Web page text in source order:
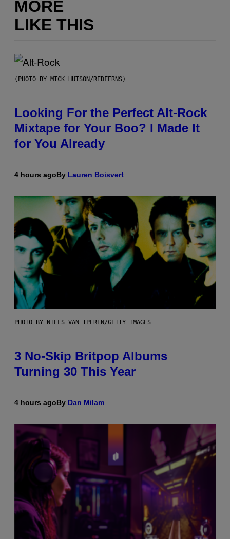
MORE
LIKE THIS
(PHOTO BY MICK HUTSON/REDFERNS)
Looking For the Perfect Alt-Rock
Mixtape for Your Boo? I Made It
for You Already
4 hours agoBy Lauren Boisvert
PHOTO BY NIELS VAN IPEREN/GETTY IMAGES
3 No-Skip Britpop Albums
Turning 30 This Year
4 hours agoBy Dan Milam